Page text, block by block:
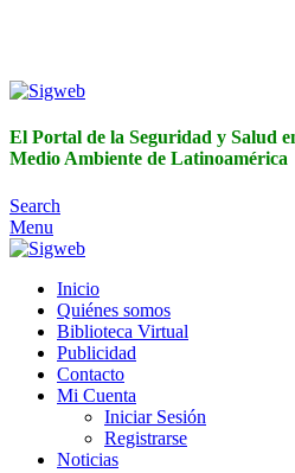
El Portal de la Seguridad y Salud
Medio Ambiente de Latinoamérica
Search
Menu
Inicio
Quiénes somos
Biblioteca Virtual
Publicidad
Contacto
Mi Cuenta
Iniciar Sesión
Registrarse
Noticias